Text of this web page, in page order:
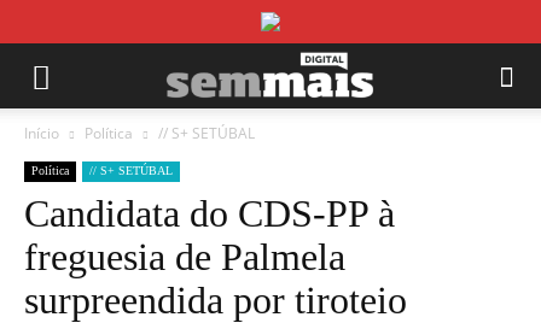
Início Política // S+ SETÚBAL
Política // S+ SETÚBAL
Candidata do CDS-PP à
freguesia de Palmela
surpreendida por tiroteio